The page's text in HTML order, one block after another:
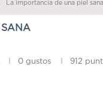
La importancia de una piel sana
0 gustos 912